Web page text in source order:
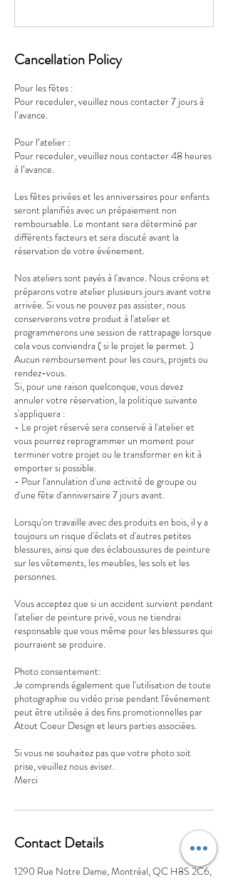
Cancellation Policy
Pour les fêtes :
Pour receduler, veuillez nous contacter 7 jours à
l’avance.
Pour l’atelier :
Pour receduler, veuillez nous contacter 48 heures
à l’avance.
Les fêtes privées et les anniversaires pour enfants
seront planifiés avec un prépaiement non
remboursable. Le montant sera déterminé par
différents facteurs et sera discuté avant la
réservation de votre événement.
Nos ateliers sont payés à l'avance. Nous créons et
préparons votre atelier plusieurs jours avant votre
arrivée. Si vous ne pouvez pas assister, nous
conserverons votre produit à l'atelier et
programmerons une session de rattrapage lorsque
cela vous conviendra ( si le projet le permet. )
Aucun remboursement pour les cours, projets ou
rendez-vous.
Si, pour une raison quelconque, vous devez
annuler votre réservation, la politique suivante
s'appliquera :
- Le projet réservé sera conservé à l'atelier et
vous pourrez reprogrammer un moment pour
terminer votre projet ou le transformer en kit à
emporter si possible.
- Pour l'annulation d'une activité de groupe ou
d'une fête d'anniversaire 7 jours avant.
Lorsqu'on travaille avec des produits en bois, il y a
toujours un risque d'éclats et d'autres petites
blessures, ainsi que des éclaboussures de peinture
sur les vêtements, les meubles, les sols et les
personnes.
Vous acceptez que si un accident survient pendant
l'atelier de peinture privé, vous ne tiendrai
responsable que vous même pour les blessures qui
pourraient se produire.
Photo consentement:
Je comprends également que l'utilisation de toute
photographie ou vidéo prise pendant l'événement
peut être utilisée à des fins promotionnelles par
Atout Coeur Design et leurs parties associées.
Si vous ne souhaitez pas que votre photo soit
prise, veuillez nous aviser.
Merci
Contact Details
1290 Rue Notre Dame, Montréal, QC H8S 2C6,